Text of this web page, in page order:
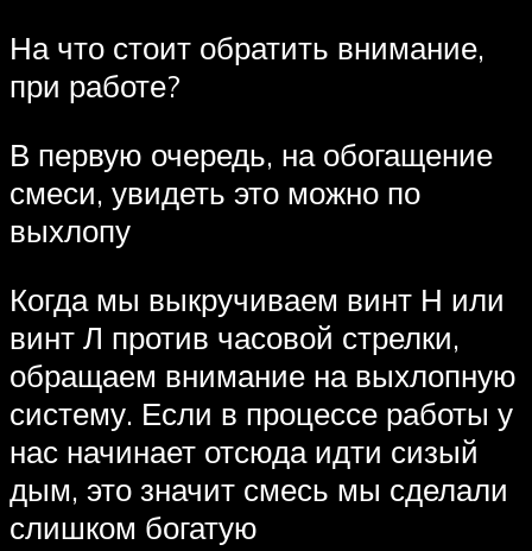
На что стоит обратить внимание,
при работе?
В первую очередь, на обогащение
смеси, увидеть это можно по
выхлопу
Когда мы выкручиваем винт Н или
винт Л против часовой стрелки,
обращаем внимание на выхлопную
систему. Если в процессе работы у
нас начинает отсюда идти сизый
дым, это значит смесь мы сделали
слишком богатую